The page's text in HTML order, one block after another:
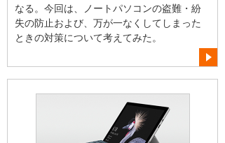
なる。今回は、ノートパソコンの盗難・紛
失の防止および、万が一なくしてしまった
ときの対策について考えてみた。